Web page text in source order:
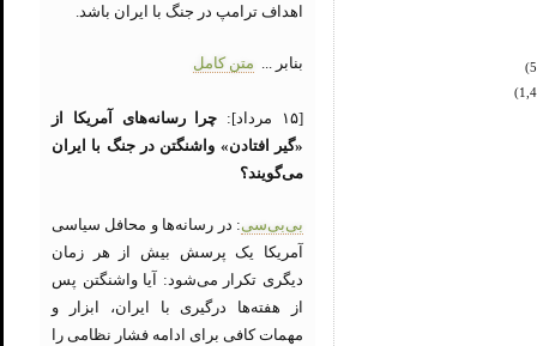
اهداف ترامپ در جنگ با ایران باشد.
بنابر ... متن کامل
[۱۵ مرداد]:
چرا رسانه‌های آمریکا از
«گیر افتادن» واشنگتن در جنگ با ایران
می‌گویند؟
بی‌بی‌سی: در رسانه‌ها و محافل سیاسی
آمریکا یک پرسش بیش از هر زمان
دیگری تکرار می‌شود: آیا واشنگتن پس
از هفته‌ها درگیری با ایران، ابزار و
مهمات کافی برای ادامه فشار نظامی را